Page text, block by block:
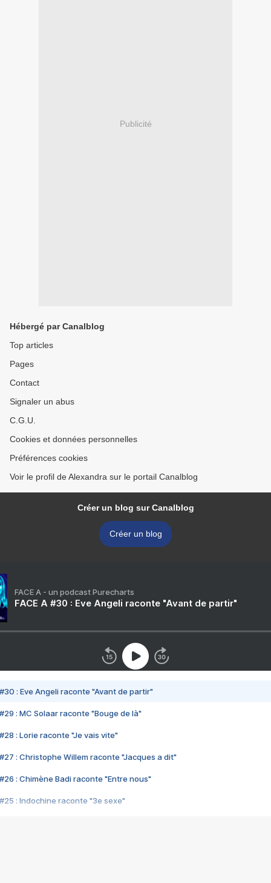
Publicité
Hébergé par Canalblog
Top articles
Pages
Contact
Signaler un abus
C.G.U.
Cookies et données personnelles
Préférences cookies
Voir le profil de Alexandra sur le portail Canalblog
Créer un blog sur Canalblog
Créer un blog
FACE A - un podcast Purecharts
FACE A #30 : Eve Angeli raconte "Avant de partir"
#30 : Eve Angeli raconte "Avant de partir"
#29 : MC Solaar raconte "Bouge de là"
#28 : Lorie raconte "Je vais vite"
#27 : Christophe Willem raconte "Jacques a dit"
#26 : Chimène Badi raconte "Entre nous"
#25 : Indochine raconte "3e sexe"